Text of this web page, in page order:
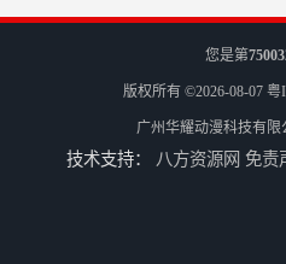
您是第
版权所有 ©2026-08-07 粤
广州华耀动漫科技有限
技术支持： 八方资源网 免责